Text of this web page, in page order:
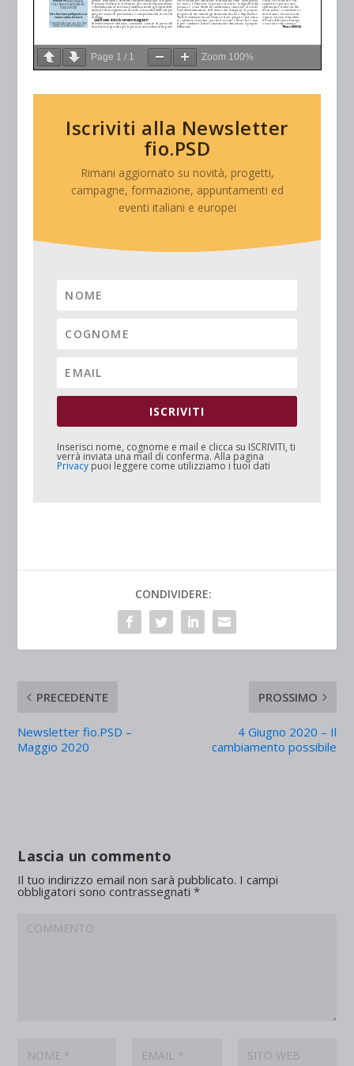
Page 1 / 1 Zoom 100%
Iscriviti alla Newsletter
fio.PSD
Rimani aggiornato su novità, progetti,
campagne, formazione, appuntamenti ed
eventi italiani e europei
ISCRIVITI
Inserisci nome, cognome e mail e clicca su ISCRIVITI, ti
verrà inviata una mail di conferma. Alla pagina
Privacy puoi leggere come utilizziamo i tuoi dati
CONDIVIDERE:
PRECEDENTE
Newsletter fio.PSD –
Maggio 2020
PROSSIMO
4 Giugno 2020 – Il
cambiamento possibile
Lascia un commento
Il tuo indirizzo email non sarà pubblicato. I campi
obbligatori sono contrassegnati*